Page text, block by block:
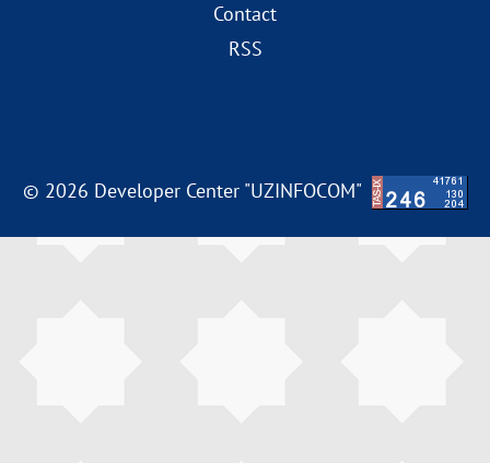
Contact
RSS
© 2026 Developer Center "UZINFOCOM"